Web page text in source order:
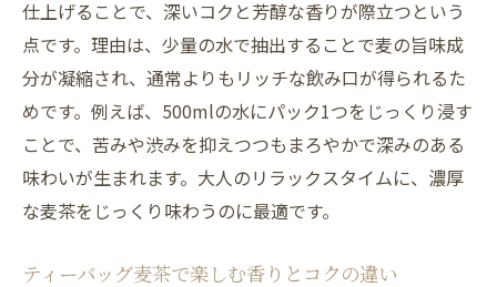
仕上げることで、深いコクと芳醇な香りが際立つという
点です。理由は、少量の水で抽出することで麦の旨味成
分が凝縮され、通常よりもリッチな飲み口が得られるた
めです。例えば、500mlの水にパック1つをじっくり浸す
ことで、苦みや渋みを抑えつつもまろやかで深みのある
味わいが生まれます。大人のリラックスタイムに、濃厚
な麦茶をじっくり味わうのに最適です。
ティーバッグ麦茶で楽しむ香りとコクの違い